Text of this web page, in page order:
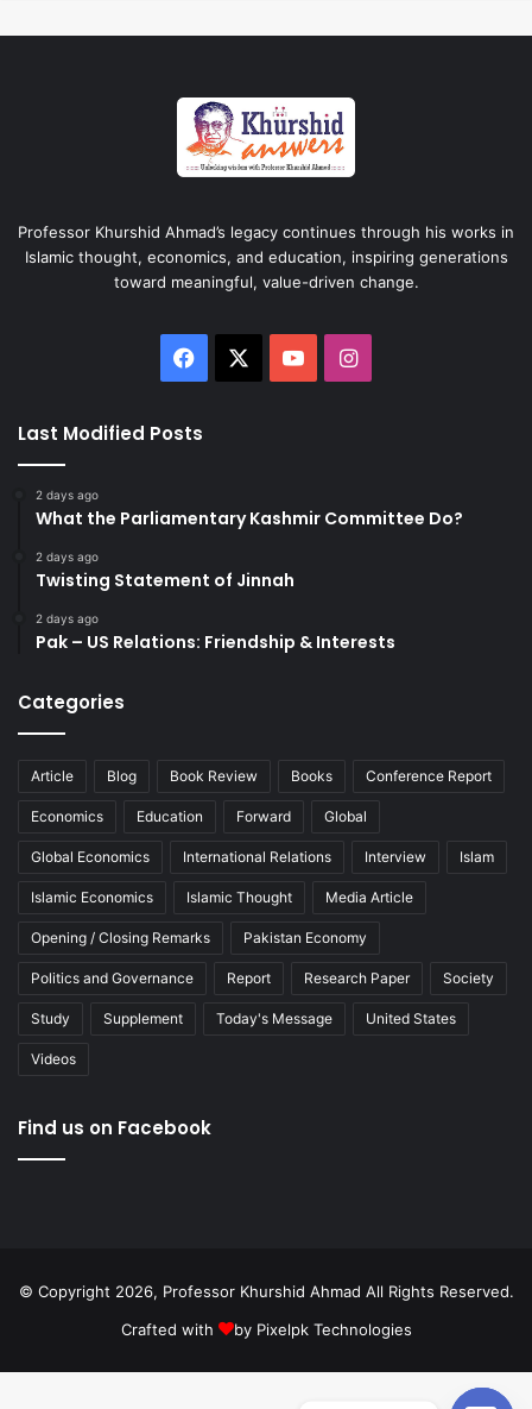
Professor Khurshid Ahmad’s legacy continues through his works in
Islamic thought, economics, and education, inspiring generations
toward meaningful, value-driven change.
Facebook YouTubeInstagram
Last Modified Posts
2 days ago
What the Parliamentary Kashmir Committee Do?
2 days ago
Twisting Statement of Jinnah
2 days ago
Pak – US Relations: Friendship & Interests
Categories
Article Blog Book Review Books Conference Report
Economics Education Forward Global
Global Economics International Relations Interview Islam
Islamic Economics Islamic Thought Media Article
Opening / Closing Remarks Pakistan Economy
Politics and Governance Report Research Paper Society
Study Supplement Today's Message United States
Videos
Find us on Facebook
© Copyright 2026, Professor Khurshid Ahmad All Rights Reserved.
Crafted with
by Pixelpk Technologies